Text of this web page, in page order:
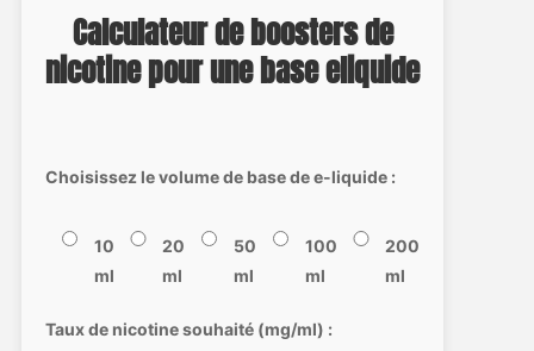
Calculateur de boosters de
nicotine pour une base eliquide
Choisissez le volume de base de e-liquide :
10
ml
20
ml
50
ml
100
ml
200
ml
Taux de nicotine souhaité (mg/ml) :